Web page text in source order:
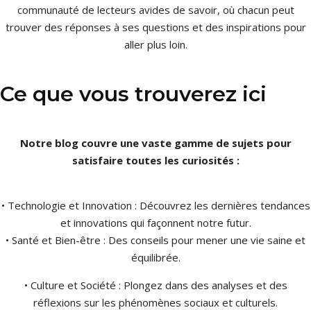
communauté de lecteurs avides de savoir, où chacun peut
trouver des réponses à ses questions et des inspirations pour
aller plus loin.
Ce que vous trouverez ici
Notre blog couvre une vaste gamme de sujets pour
satisfaire toutes les curiosités :
• Technologie et Innovation : Découvrez les dernières tendances
et innovations qui façonnent notre futur.
• Santé et Bien-être : Des conseils pour mener une vie saine et
équilibrée.
• Culture et Société : Plongez dans des analyses et des
réflexions sur les phénomènes sociaux et culturels.